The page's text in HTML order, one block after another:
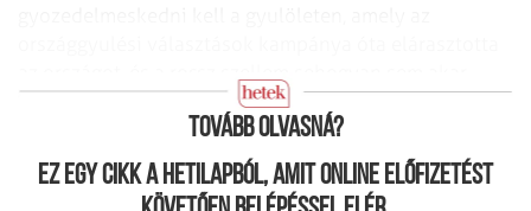
visszabújni a palackba.
Tovább olvasná?
Ez egy cikk a hetilapból, amit online előfizetést